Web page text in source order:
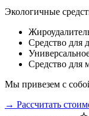
Экологичные
Средство для
Средство для
Мы привезем с
→ Рассчитать